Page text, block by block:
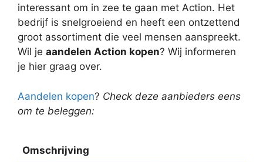
interessant om in zee te gaan met Action. Het
bedrijf is snelgroeiend en heeft een ontzettend
groot assortiment die veel mensen aanspreekt.
Wil je aandelen Action kopen? Wij informeren
je hier graag over.
Aandelen kopen? Check deze aanbieders eens
om te beleggen:
Omschrijving